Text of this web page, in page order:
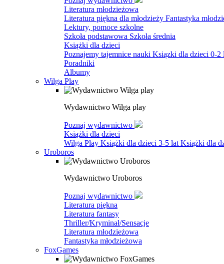
Literatura młodzieżowa
Literatura piękna dla młodzieży Fantastyka
Lektury, pomoce szkolne
Szkoła podstawowa Szkoła średnia
Książki dla dzieci
Poznajemy tajemnice nauki Ksiązki dla dzieci 0-2
Poradniki
Albumy
Wilga Play
Wydawnictwo Wilga play
Poznaj wydawnictwo
Książki dla dzieci
Wilga Play Książki dla dzieci 3-5 lat Książki dla
Uroboros
Wydawnictwo Uroboros
Poznaj wydawnictwo
Literatura piękna
Literatura fantasy
Thriller/Kryminał/Sensacje
Literatura młodzieżowa
Fantastyka młodzieżowa
FoxGames